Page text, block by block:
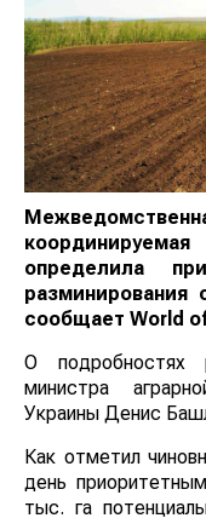
определила
разминирования
сообщает World
О подробностях
министра
Украины Денис
Как отметил
день
тыс. га